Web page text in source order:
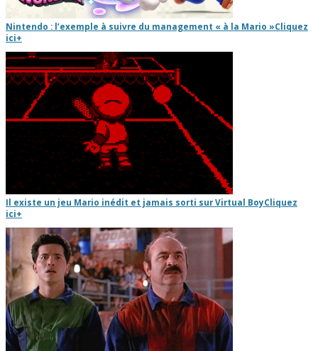
Nintendo : l’exemple à suivre du management « à la Mario »Cliquez
ici+
Il existe un jeu Mario inédit et jamais sorti sur Virtual BoyCliquez
ici+